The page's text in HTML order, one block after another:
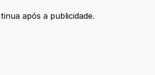
após a publicidade.